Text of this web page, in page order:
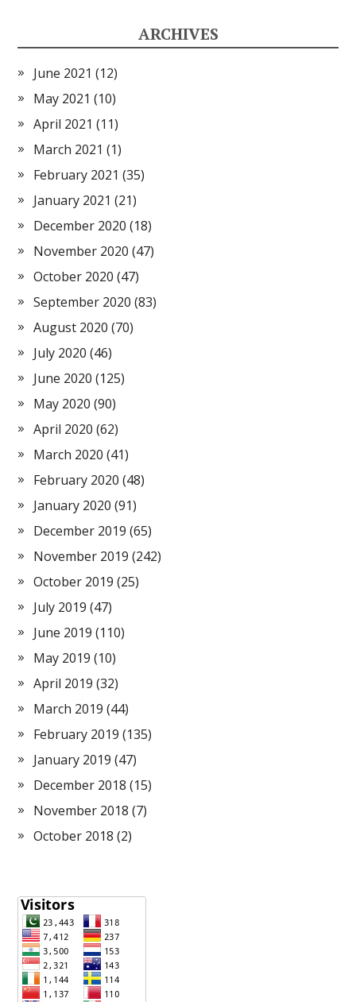
ARCHIVES
June 2021 (12)
May 2021 (10)
April 2021 (11)
March 2021 (1)
February 2021 (35)
January 2021 (21)
December 2020 (18)
November 2020 (47)
October 2020 (47)
September 2020 (83)
August 2020 (70)
July 2020 (46)
June 2020 (125)
May 2020 (90)
April 2020 (62)
March 2020 (41)
February 2020 (48)
January 2020 (91)
December 2019 (65)
November 2019 (242)
October 2019 (25)
July 2019 (47)
June 2019 (110)
May 2019 (10)
April 2019 (32)
March 2019 (44)
February 2019 (135)
January 2019 (47)
December 2018 (15)
November 2018 (7)
October 2018 (2)